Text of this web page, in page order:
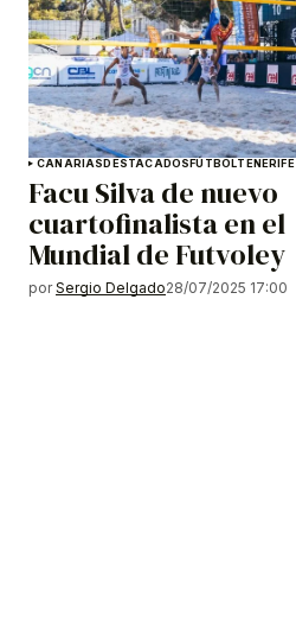
CANARIASDESTACADOSFÚTBOLTENERIFE
Facu Silva de nuevo
cuartofinalista en el
Mundial de Futvoley
por Sergio Delgado28/07/2025 17:00